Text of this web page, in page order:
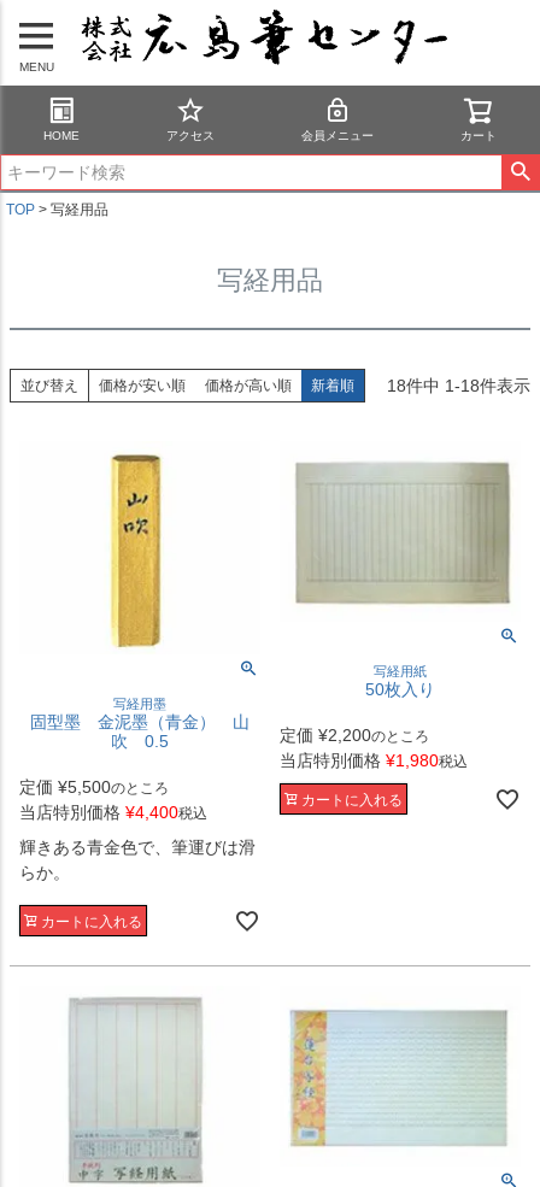
MENU
HOME アクセス 会員メニュー カート
TOP 写経用品
写経用品
並び替え 価格が安い順 価格が高い順 新着順 18件中 1-18件表示
写経用墨
固型墨 金泥墨（青金） 山
吹 0.5
定価 ¥5,500のところ
当店特別価格 ¥4,400税込
輝きある青金色で、筆運びは滑
らか。
カートに入れる
写経用紙
50枚入り
定価 ¥2,200のところ
当店特別価格 ¥1,980税込
カートに入れる